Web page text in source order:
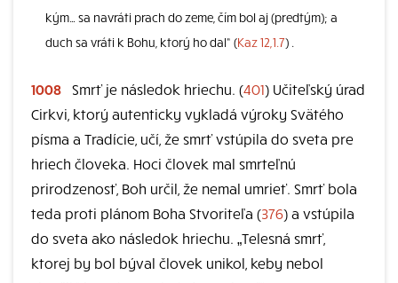
kým… sa navráti prach do zeme, čím bol aj (predtým); a
duch sa vráti k Bohu, ktorý ho dal“ (Kaz 12,1.7) .
1008 Smrť je následok hriechu. (401) Učiteľský úrad
Cirkvi, ktorý autenticky vykladá výroky Svätého
písma a Tradície, učí, že smrť vstúpila do sveta pre
hriech človeka. Hoci človek mal smrteľnú
prirodzenosť, Boh určil, že nemal umrieť. Smrť bola
teda proti plánom Boha Stvoriteľa (376) a vstúpila
do sveta ako následok hriechu. „Telesná smrť,
ktorej by bol býval človek unikol, keby nebol